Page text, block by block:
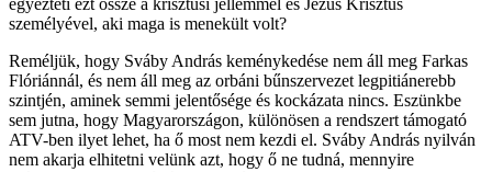
személyével, aki maga is menekült volt?
Reméljük, hogy Sváby András keménykedése nem áll meg Farkas
Flóriánnál, és nem áll meg az orbáni bűnszervezet legpitiánerebb
szintjén, aminek semmi jelentősége és kockázata nincs. Eszünkbe
sem jutna, hogy Magyarországon, különösen a rendszert támogató
ATV-ben ilyet lehet, ha ő most nem kezdi el. Sváby András nyilván
nem akarja elhitetni velünk azt, hogy ő ne tudná, mennyire